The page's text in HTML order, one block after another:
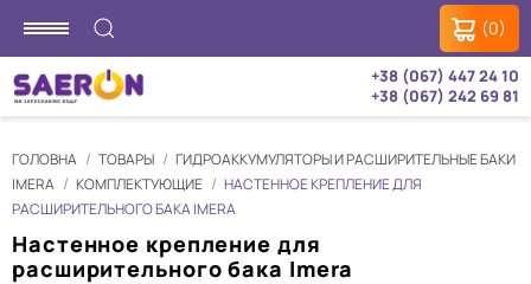
(0)
+38 (067) 447 24 10
+38 (067) 242 69 81
ГОЛОВНА ТОВАРЫ
ГИДРОАККУМУЛЯТОРЫ И РАСШИРИТЕЛЬНЫЕ БАКИ
IMERA
КОМПЛЕКТУЮЩИЕ
НАСТЕННОЕ КРЕПЛЕНИЕ ДЛЯ
РАСШИРИТЕЛЬНОГО БАКА IMERA
Настенное крепление для
расширительного бака Imera